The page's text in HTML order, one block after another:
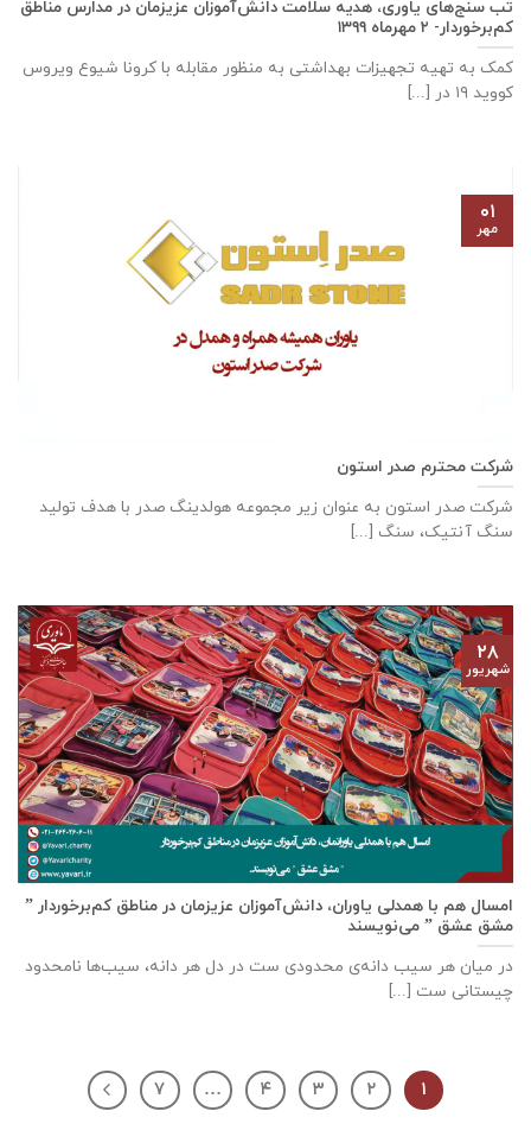
تب سنج‌های یاوری، هدیه سلامت دانش‌آموزان عزیزمان در مدارس مناطق
کم‌برخوردار- ۲ مهرماه ۱۳۹۹
کمک به تهیه تجهیزات بهداشتی به منظور مقابله با کرونا شیوع ویروس
کووید ۱۹ در [...]
شرکت محترم صدر استون
شرکت صدر استون به عنوان زیر مجموعه هولدینگ صدر با هدف تولید
سنگ آنتیک، سنگ [...]
۰۱
مهر
امسال هم با همدلی یاوران، دانش‌آموزان عزیزمان در مناطق کم‌برخوردار ”
مشق عشق ” می‌نویسند
در میان هر سیب دانه‌ی محدودی ست در دل هر دانه، سیب‌ها نامحدود
چیستانی ست [...]
۲۸
شهریور
۱ ۲ ۳ ۴ … ۷